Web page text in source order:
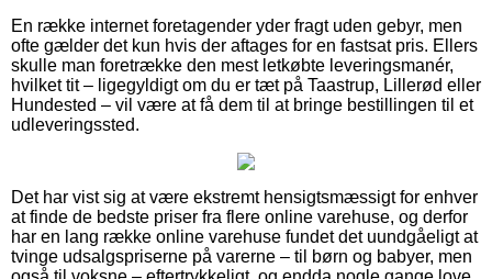
En række internet foretagender yder fragt uden gebyr, men
ofte gælder det kun hvis der aftages for en fastsat pris. Ellers
skulle man foretrække den mest letkøbte leveringsmanér,
hvilket tit – ligegyldigt om du er tæt på Taastrup, Lillerød eller
Hundested – vil være at få dem til at bringe bestillingen til et
udleveringssted.
Det har vist sig at være ekstremt hensigtsmæssigt for enhver
at finde de bedste priser fra flere online varehuse, og derfor
har en lang række online varehuse fundet det uundgåeligt at
tvinge udsalgspriserne på varerne – til børn og babyer, men